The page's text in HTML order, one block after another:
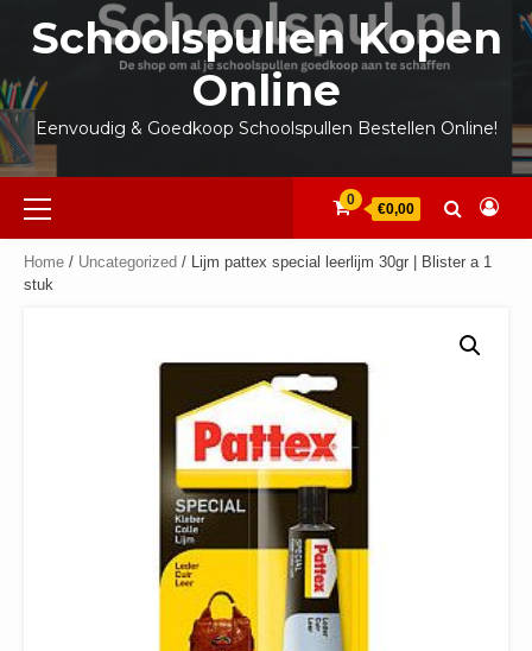
inhoud
Schoolspullen Kopen
Online
Eenvoudig & Goedkoop Schoolspullen Bestellen Online!
Primair
menu
0
€0,00
Home / Uncategorized / Lijm pattex special leerlijm 30gr | Blister a 1
stuk